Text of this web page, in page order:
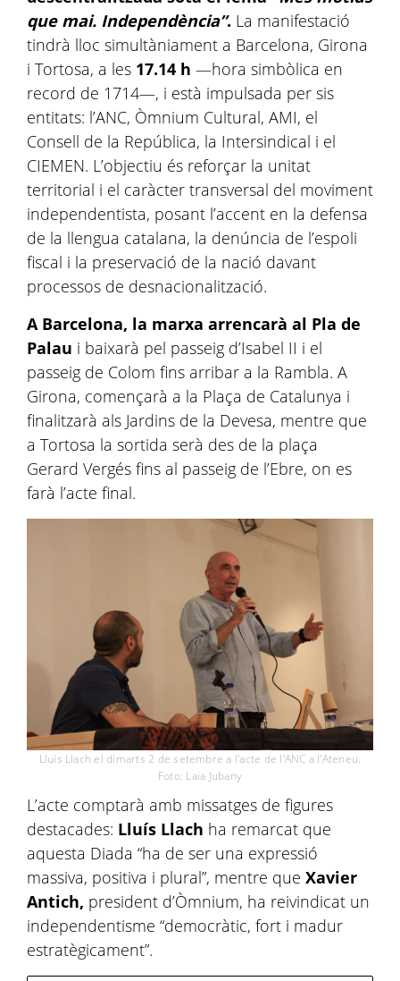
que mai. Independència”. La manifestació
tindrà lloc simultàniament a Barcelona, Girona
i Tortosa, a les 17.14 h —hora simbòlica en
record de 1714—, i està impulsada per sis
entitats: l’ANC, Òmnium Cultural, AMI, el
Consell de la República, la Intersindical i el
CIEMEN. L’objectiu és reforçar la unitat
territorial i el caràcter transversal del moviment
independentista, posant l’accent en la defensa
de la llengua catalana, la denúncia de l’espoli
fiscal i la preservació de la nació davant
processos de desnacionalització.
A Barcelona, la marxa arrencarà al Pla de
Palau i baixarà pel passeig d’Isabel II i el
passeig de Colom fins arribar a la Rambla. A
Girona, començarà a la Plaça de Catalunya i
finalitzarà als Jardins de la Devesa, mentre que
a Tortosa la sortida serà des de la plaça
Gerard Vergés fins al passeig de l’Ebre, on es
farà l’acte final.
Lluís Llach el dimarts 2 de setembre a l'acte de l'ANC a l'Ateneu.
Foto: Laia Jubany
L’acte comptarà amb missatges de figures
destacades: Lluís Llach ha remarcat que
aquesta Diada “ha de ser una expressió
massiva, positiva i plural”, mentre que Xavier
Antich, president d’Òmnium, ha reivindicat un
independentisme “democràtic, fort i madur
estratègicament”.